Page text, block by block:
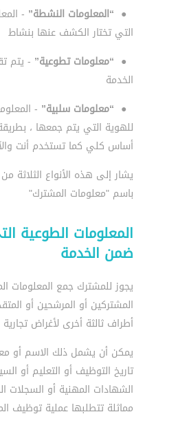
● “المعلومات النشطة” -
التي تختار الكشف عنها بنشاط
● “معلومات تطوعية” - يتم
الخدمة
● “معلومات سلبية” -
للهوية التي يتم جمعها ،
أساس كلي كما تستخدم أنت
يشار إلى هذه الأنواع الثلاثة
باسم "معلومات المشترك"
المعلومات الطوعية
ضمن الخدمة
يجوز للمشترك جمع المعلومات
المشتركين أو المرشحين أو
أطراف ثالثة أخرى لأغراض
يمكن أن يشمل ذلك الاسم أو
تاريخ التوظيف أو التعليم أو
الشهادات المهنية أو السجلات
مماثلة تتطلبها عملية توظيف